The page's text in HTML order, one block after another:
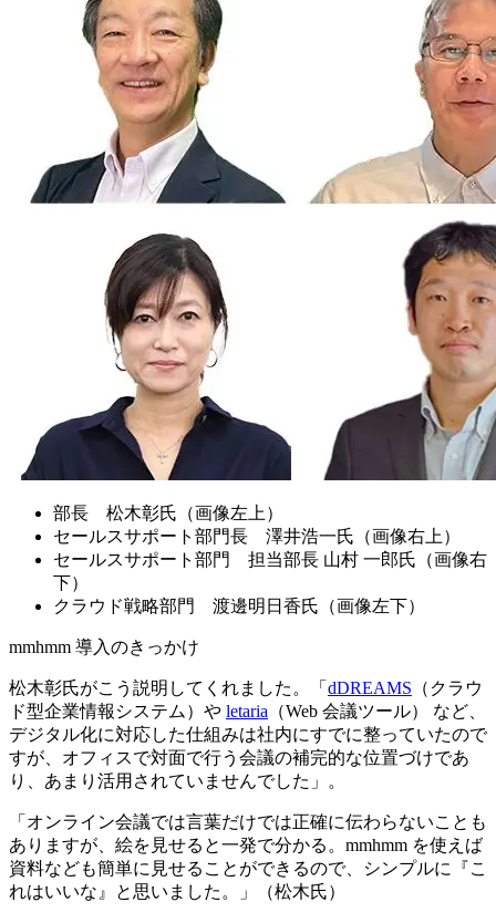
部長 松木彰氏（画像左上）
セールスサポート部門長 澤井浩一氏（画像右上）
セールスサポート部門 担当部長 山村 一郎氏（画像右
下）
クラウド戦略部門 渡邊明日香氏（画像左下）
mmhmm 導入のきっかけ
松木彰氏がこう説明してくれました。「 dDREAMS （クラウ
ド型企業情報システム）や letaria （Web 会議ツール） など、
デジタル化に対応した仕組みは社内にすでに整っていたので
すが、オフィスで対面で行う会議の補完的な位置づけであ
り、あまり活用されていませんでした」。
「オンライン会議では言葉だけでは正確に伝わらないことも
ありますが、絵を見せると一発で分かる。mmhmm を使えば
資料なども簡単に見せることができるので、シンプルに『こ
れはいいな』と思いました。」（松木氏）